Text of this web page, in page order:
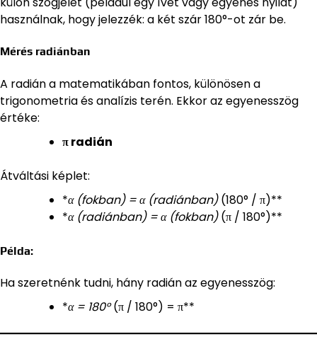
használnak, hogy jelezzék: a két szár 180°-ot zár be.
Mérés radiánban
A radián a matematikában fontos, különösen a
trigonometria és analízis terén. Ekkor az egyenesszög
értéke:
π radián
Átváltási képlet:
*α (fokban) = α (radiánban)(180° / π)**
*α (radiánban) = α (fokban)(π / 180°)**
Példa:
Ha szeretnénk tudni, hány radián az egyenesszög:
*α = 180°(π / 180°) = π**